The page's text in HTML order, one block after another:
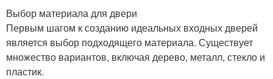
Выбор материала для двери
Первым шагом к созданию идеальных входных дверей
является выбор подходящего материала. Существует
множество вариантов, включая дерево, металл, стекло и
пластик.